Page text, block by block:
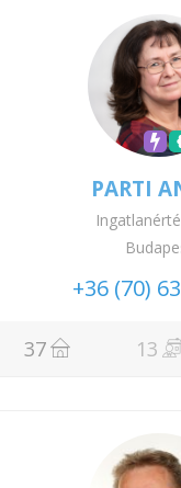
PARTI
+36 (70)
37 13